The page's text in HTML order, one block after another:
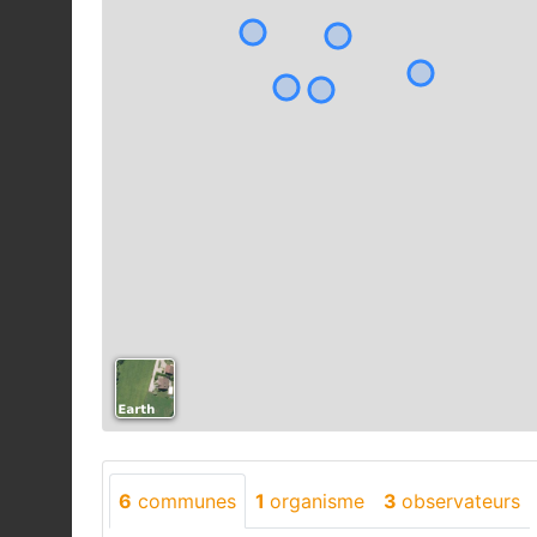
6 communes 1 organisme 3 observateurs